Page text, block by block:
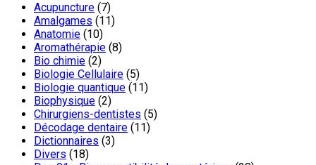
Acupuncture (7)
Amalgames (11)
Anatomie (10)
Aromathérapie (8)
Bio chimie (2)
Biologie Cellulaire (5)
Biologie quantique (11)
Biophysique (2)
Chirurgiens-dentistes (5)
Décodage dentaire (11)
Dictionnaires (3)
Divers (18)